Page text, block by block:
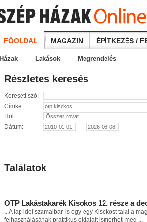
FŐOLDAL MAGAZIN ÉPÍTKEZÉS /
Házak Lakások Megrendelés
Részletes keresés
Keresett szó:
Címke:
Hol:
Dátum:
-
Találatok
OTP Lakástakarék Kisokos 12. része a de
...A ap idei számaiban is egy-egy Kisokost ta á a mag
fe haszná ásának prakti kus o da ait ismerheti meg ...